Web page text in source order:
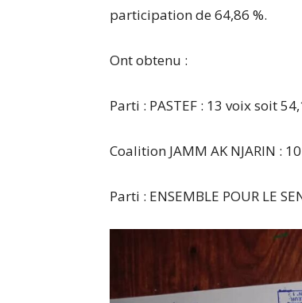
participation de 64,86 %.
Ont obtenu :
Parti : PASTEF : 13 voix soit
Coalition JAMM AK NJARIN :
Parti : ENSEMBLE POUR LE